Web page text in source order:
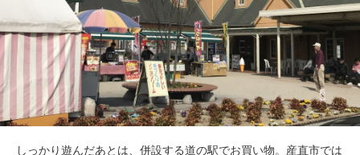
しっかり遊んだあとは、併設する道の駅でお買い物。産直市では